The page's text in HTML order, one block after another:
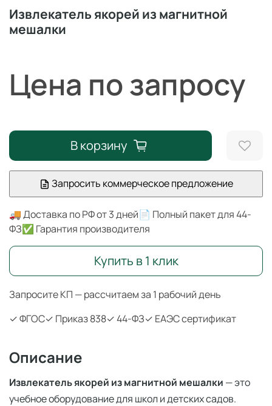
Извлекатель якорей из магнитной
мешалки
Цена по запросу
Запросите КП — рассчитаем за 1 рабочий день
✓ ФГОС✓ Приказ 838✓ 44-ФЗ✓ ЕАЭС сертификат
В корзину
Запросить коммерческое предложение
🚚 Доставка по РФ от 3 дней📄 Полный пакет для 44-
ФЗ✅ Гарантия производителя
Купить в 1 клик
Описание
Извлекатель якорей из магнитной мешалки — это
учебное оборудование для школ и детских садов.